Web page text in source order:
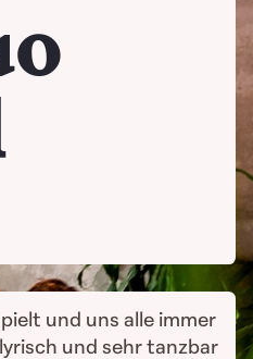
und uns alle immer
und sehr tanzbar